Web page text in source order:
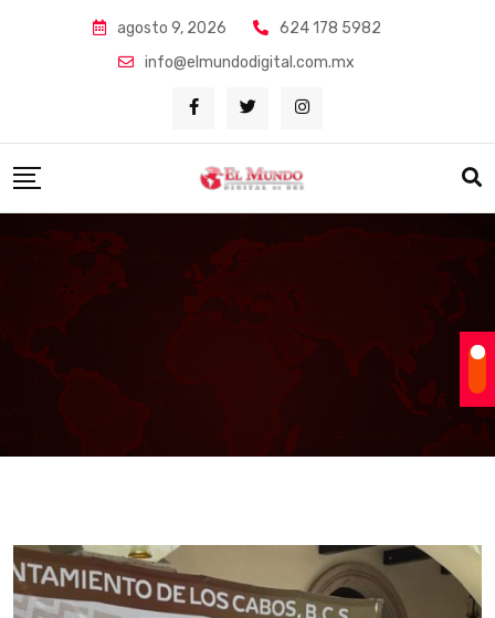
agosto 9, 2026
624 178 5982
info@elmundodigital.com.mx